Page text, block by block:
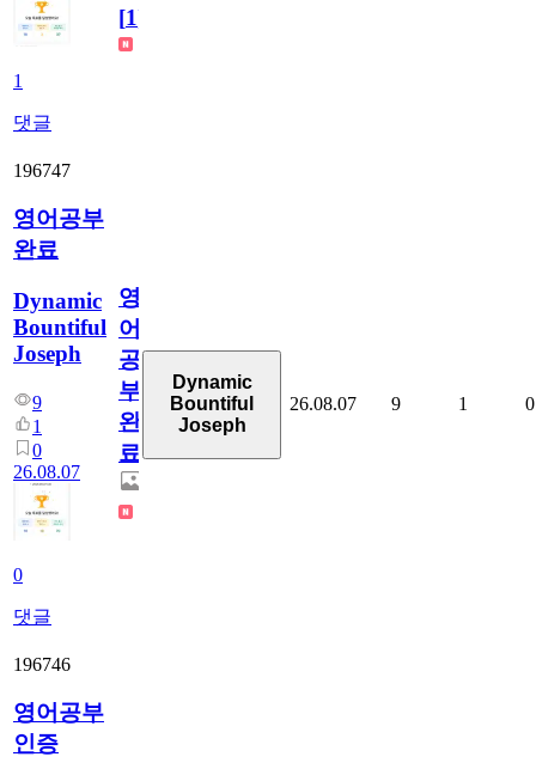
1
댓글
[1]
196747
영어공부
완료
Dynamic
Bountiful
Joseph
9
1
0
26.08.07
0
댓글
영
어
공
부
완
료
Dynamic
Bountiful
Joseph
26.08.07 9 1 0
196746
영어공부
인증